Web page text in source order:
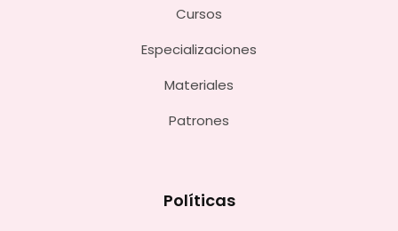
Cursos
Especializaciones
Materiales
Patrones
Políticas